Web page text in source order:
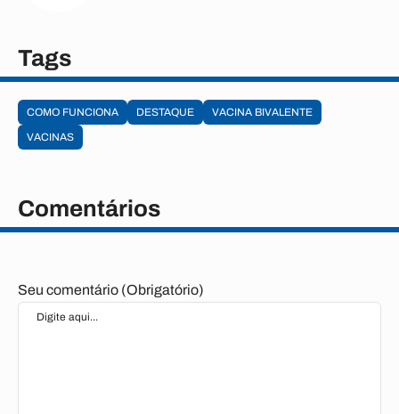
Tags
COMO FUNCIONA DESTAQUE
VACINA BIVALENTE
VACINAS
Comentários
Seu comentário (Obrigatório)